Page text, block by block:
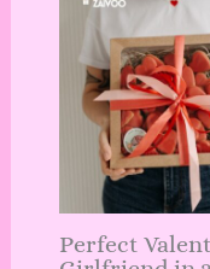
Perfect